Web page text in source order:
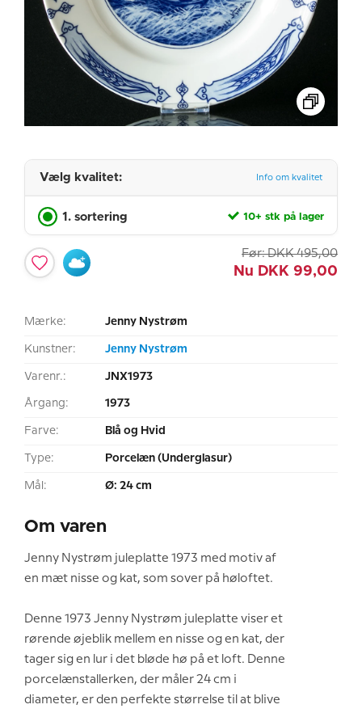
Vælg kvalitet: Info om kvalitet
1. sortering 10+ stk på lager
Før: DKK 495,00
Nu DKK 99,00
Mærke: Jenny Nystrøm
Kunstner: Jenny Nystrøm
Varenr.: JNX1973
Årgang: 1973
Farve: Blå og Hvid
Type: Porcelæn (Underglasur)
Mål: Ø: 24 cm
Om varen
Jenny Nystrøm juleplatte 1973 med motiv af
en mæt nisse og kat, som sover på høloftet.
Denne 1973 Jenny Nystrøm juleplatte viser et
rørende øjeblik mellem en nisse og en kat, der
tager sig en lur i det bløde hø på et loft. Denne
porcelænstallerken, der måler 24 cm i
diameter, er den perfekte størrelse til at blive